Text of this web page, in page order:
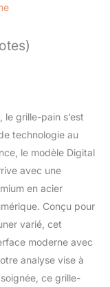
le grille-pain s’est
technologie au
le modèle Digital
avec une
en acier
Conçu pour
varié, cet
moderne avec
analyse vise à
ce grille-